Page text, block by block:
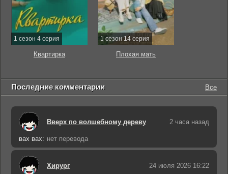
1 сезон 4 серия
Квартирка
1 сезон 14 серия
Плохая мать
Последние комментарии Все
Вверх по волшебному дереву 2 часа назад
вах вах: нет перевода
Хирург 24 июля 2026 16:22